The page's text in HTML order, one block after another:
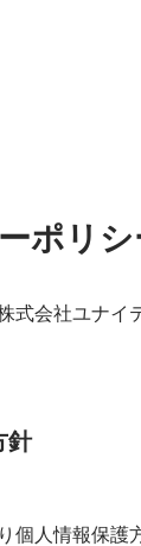
ポリシ
式会社ユナイ
針
個人情報保護